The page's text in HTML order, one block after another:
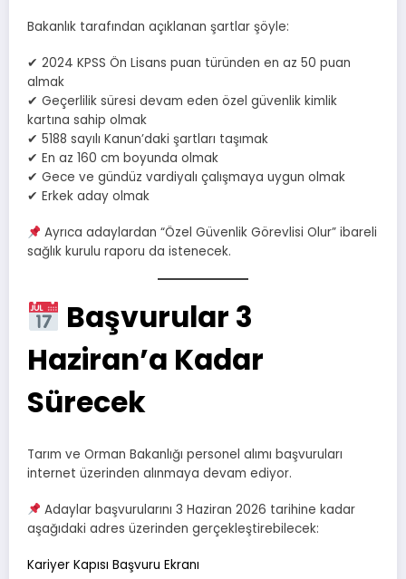
Bakanlık tarafından açıklanan şartlar şöyle:
✔ 2024 KPSS Ön Lisans puan türünden en az 50 puan
almak
✔ Geçerlilik süresi devam eden özel güvenlik kimlik
kartına sahip olmak
✔ 5188 sayılı Kanun’daki şartları taşımak
✔ En az 160 cm boyunda olmak
✔ Gece ve gündüz vardiyalı çalışmaya uygun olmak
✔ Erkek aday olmak
Ayrıca adaylardan “Özel Güvenlik Görevlisi Olur” ibareli
sağlık kurulu raporu da istenecek.
Başvurular 3
Haziran’a Kadar
Sürecek
Tarım ve Orman Bakanlığı personel alımı başvuruları
internet üzerinden alınmaya devam ediyor.
Adaylar başvurularını 3 Haziran 2026 tarihine kadar
aşağıdaki adres üzerinden gerçekleştirebilecek:
Kariyer Kapısı Başvuru Ekranı